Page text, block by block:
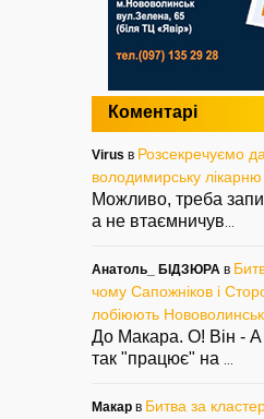
Коментарі
Virus в Розсекречуємо
володимирську лікарню
Можливо, треба
а не втаємничув
Анатоль_ БІДЗЮРА в
чому Сапожніков і
лобіюють
До Макара. О! Він - А
так "працює" на
Макар в Битва за